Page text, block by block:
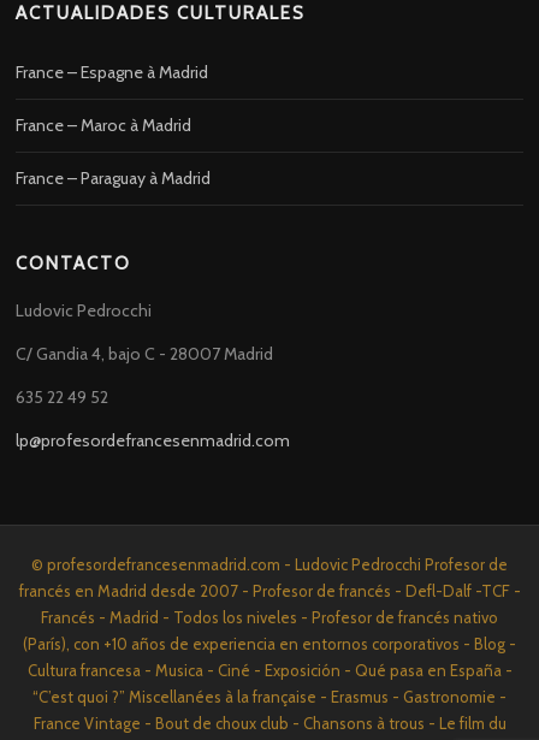
ACTUALIDADES CULTURALES
France – Espagne à Madrid
France – Maroc à Madrid
France – Paraguay à Madrid
CONTACTO
Ludovic Pedrocchi
C/ Gandia 4, bajo C - 28007 Madrid
635 22 49 52
lp@profesordefrancesenmadrid.com
© profesordefrancesenmadrid.com - Ludovic Pedrocchi Profesor de
francés en Madrid desde 2007 - Profesor de francés - Defl-Dalf -TCF -
Francés - Madrid - Todos los niveles - Profesor de francés nativo
(París), con +10 años de experiencia en entornos corporativos - Blog -
Cultura francesa - Musica - Ciné - Exposición - Qué pasa en España -
“C’est quoi ?” Miscellanées à la française - Erasmus - Gastronomie -
France Vintage - Bout de choux club - Chansons à trous - Le film du